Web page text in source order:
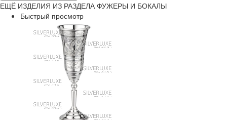
ЕЩЁ ИЗДЕЛИЯ ИЗ РАЗДЕЛА ФУЖЕРЫ И БОКАЛЫ
Быстрый просмотр